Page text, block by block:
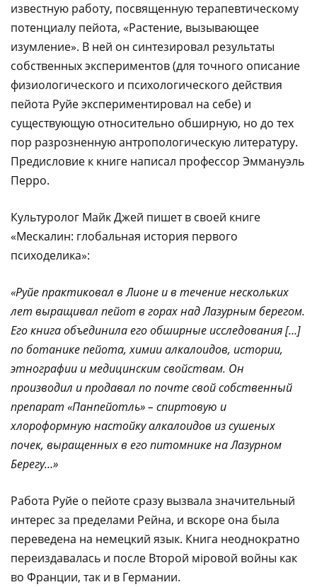
известную работу, посвященную терапевтическому
потенциалу пейота, «Растение, вызывающее
изумление». В ней он синтезировал результаты
собственных экспериментов (для точного описание
физиологического и психологического действия
пейота Руйе экспериментировал на себе) и
существующую относительно обширную, но до тех
пор разрозненную антропологическую литературу.
Предисловие к книге написал профессор Эммануэль
Перро.
Культуролог Майк Джей пишет в своей книге
«Мескалин: глобальная история первого
психоделика»:
«Руйе практиковал в Лионе и в течение нескольких
лет выращивал пейот в горах над Лазурным берегом.
Его книга объединила его обширные исследования […]
по ботанике пейота, химии алкалоидов, истории,
этнографии и медицинским свойствам. Он
производил и продавал по почте свой собственный
препарат «Панпейотль» – спиртовую и
хлороформную настойку алкалоидов из сушеных
почек, выращенных в его питомнике на Лазурном
Берегу…»
Работа Руйе о пейоте сразу вызвала значительный
интерес за пределами Рейна, и вскоре она была
переведена на немецкий язык. Книга неоднократно
переиздавалась и после Второй мiровой войны как
во Франции, так и в Германии.